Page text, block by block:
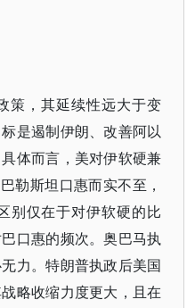
策，其延续性远大于变
是遏制伊朗、改善阿以
体而言，美对伊软硬兼
勒斯坦口惠而实不至，
别仅在于对伊软硬的比
口惠的频次。奥巴马执
力。特朗普执政后美国
略收缩力度更大，且在